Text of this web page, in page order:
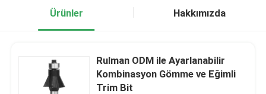
Ürünler Hakkımızda
Rulman ODM ile Ayarlanabilir
Kombinasyon Gömme ve Eğimli
Trim Bit